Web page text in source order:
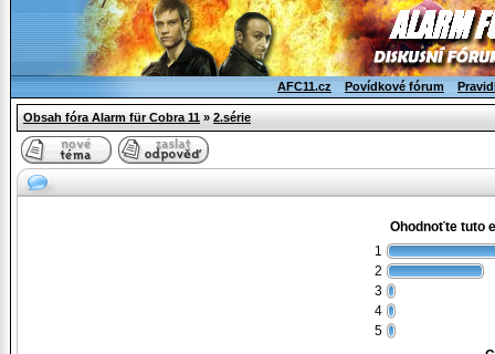
AFC11.cz Povídkové fórum
Obsah fóra Alarm für Cobra 11 » 2.série
Ohodnoťte tuto
1
2
3
4
5